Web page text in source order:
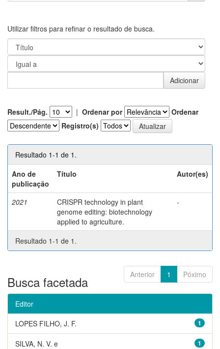
Utilizar filtros para refinar o resultado de busca.
Result./Pág. | Ordenar por
Ordenar
Registro(s)
Resultado 1-1 de 1.
Ano de
publicação
Título Autor(es)
2021
CRISPR technology in plant
genome editing: biotechnology
applied to agriculture.
-
Resultado 1-1 de 1.
Anterior 1 Póximo
Busca facetada
Editor
1
LOPES FILHO, J. F.
1
SILVA, N. V. e